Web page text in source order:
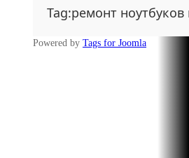
Tag:ремонт ноутбуков
Powered by Tags for Joomla